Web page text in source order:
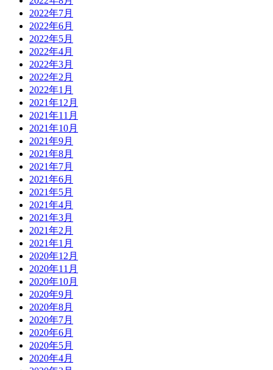
2022年7月
2022年6月
2022年5月
2022年4月
2022年3月
2022年2月
2022年1月
2021年12月
2021年11月
2021年10月
2021年9月
2021年8月
2021年7月
2021年6月
2021年5月
2021年4月
2021年3月
2021年2月
2021年1月
2020年12月
2020年11月
2020年10月
2020年9月
2020年8月
2020年7月
2020年6月
2020年5月
2020年4月